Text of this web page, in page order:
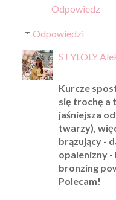
Odpowiedz
Odpowiedzi
STYLOLY
Kurcze
się trochę a
jaśniejsza
twarzy),
brązujący -
opalenizny
bronzing
Polecam!